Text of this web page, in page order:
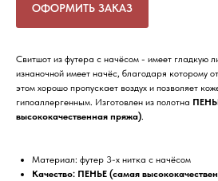
ОФОРМИТЬ ЗАКАЗ
Свитшот из футера с начёсом - имеет гладкую
изнаночной имеет начёс, благодаря которому
этом хорошо пропускает воздух и позволяет
гипоаллергенным. Изготовлен из полотна
высококачественная пряжа).
Материал: футер 3-х нитка с начёсом
Качество: ПЕНЬЕ (самая